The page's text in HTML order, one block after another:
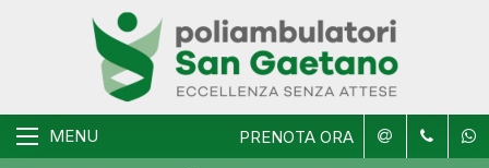
MENU PRENOTA ORA